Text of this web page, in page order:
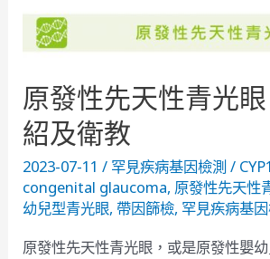
原發性先天性青光
紹及衛教
2023-07-11 / 罕見疾病基因檢測/
congenital glaucoma, 原發性先天性
幼兒型青光眼, 帶因篩檢, 罕見疾病基
原發性先天性青光眼，或是原發性嬰